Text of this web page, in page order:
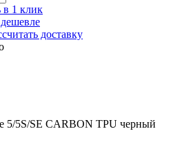
в 1 клик
доставку
5/5S/SE CARBON TPU черный